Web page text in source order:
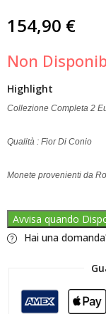
su base
154,90 €
Non
Highlight
Collezione Completa 2
Qualità : Fior Di Conio
Monete provenienti da
Avvisa quando
Hai una